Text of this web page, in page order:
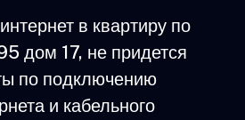
в квартиру по
дом 17, не придется
по подключению
и кабельного